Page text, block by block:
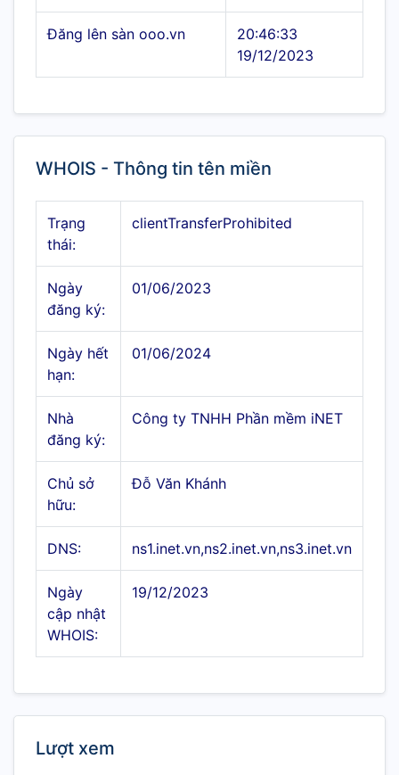
Đăng lên sàn ooo.vn
20:46:33
19/12/2023
WHOIS - Thông tin tên miền
Trạng
thái:
clientTransferProhibited
Ngày
đăng ký:
01/06/2023
Ngày hết
hạn:
01/06/2024
Nhà
đăng ký:
Công ty TNHH Phần mềm iNET
Chủ sở
hữu:
Đỗ Văn Khánh
DNS: ns1.inet.vn,ns2.inet.vn,ns3.inet.vn
Ngày
cập nhật
WHOIS:
19/12/2023
Lượt xem